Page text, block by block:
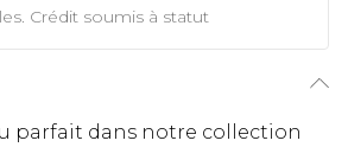
Crédit soumis à statut
parfait dans notre collection